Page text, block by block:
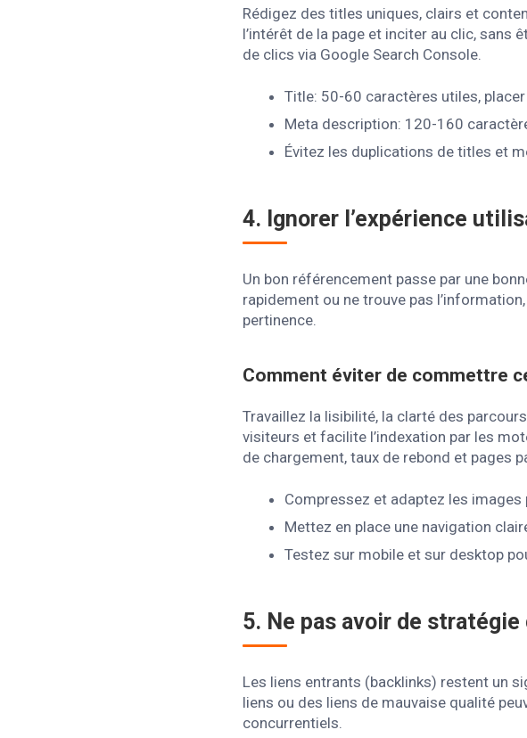
Rédigez des titles uniques, clairs et
l’intérêt de la page et inciter au clic,
de clics via Google Search Console.
Title: 50-60 caractères utiles,
Meta description: 120-160
Évitez les duplications de titles et
4. Ignorer l’expérience
Un bon référencement passe par une
rapidement ou ne trouve pas
pertinence.
Comment éviter de commettre
Travaillez la lisibilité, la clarté des
visiteurs et facilite l’indexation par les
de chargement, taux de rebond et pages
Compressez et adaptez les images
Mettez en place une navigation
Testez sur mobile et sur desktop
5. Ne pas avoir de
Les liens entrants (backlinks) restent un
liens ou des liens de mauvaise qualité
concurrentiels.